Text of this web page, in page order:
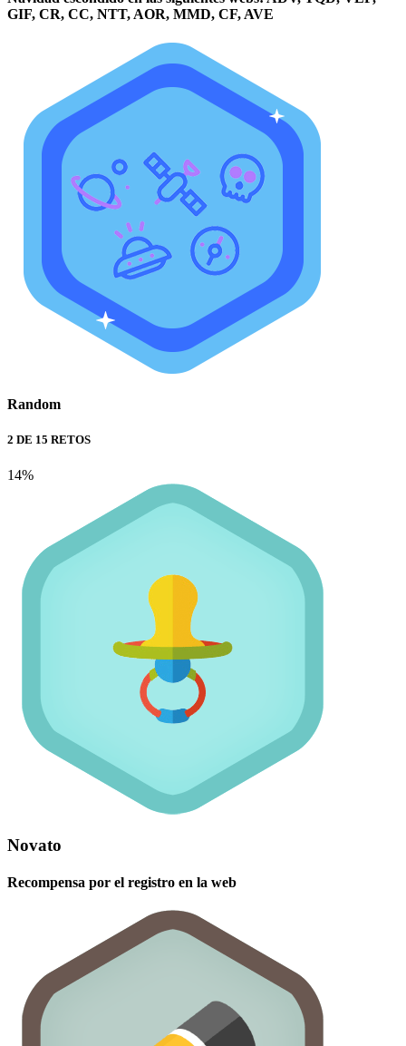
GIF, CR, CC, NTT, AOR, MMD, CF, AVE
Random
2 DE 15 RETOS
14%
Novato
Recompensa por el registro en la web